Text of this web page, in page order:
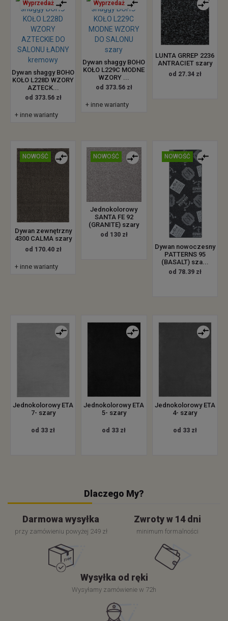
Wyprzedaż
Dywan shaggy BOHO
KOŁO L228D WZORY
AZTECK...
od 373.56 zł
+ inne warianty
Wyprzedaż
Dywan shaggy BOHO
KOŁO L229C MODNE
WZORY ...
od 373.56 zł
+ inne warianty
LUNTA GRREP 2236
ANTRACIET szary
od 27.34 zł
NOWOŚĆ
Dywan zewnętrzny
4300 CALMA szary
od 170.40 zł
+ inne warianty
NOWOŚĆ
Jednokolorowy
SANTA FE 92
(GRANITE) szary
od 130 zł
NOWOŚĆ
Dywan nowoczesny
PATTERNS 95
(BASALT) sza...
od 78.39 zł
Jednokolorowy ETA
7- szary
od 33 zł
Jednokolorowy ETA
5- szary
od 33 zł
Jednokolorowy ETA
4- szary
od 33 zł
Dlaczego My?
Darmowa wysyłka
przy zamówieniu powyżej 249 zł
Zwroty w 14 dni
minimum formalności
Wysyłka od ręki
Wysyłamy zamówienie w 72h